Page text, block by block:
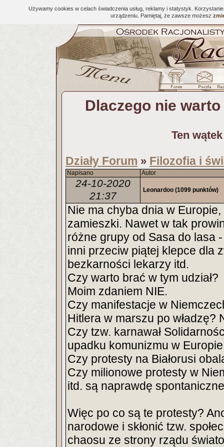
Używamy cookies w celach świadczenia usług, reklamy i statystyk.
urządzeniu. Pamiętaj, że zawsze możesz
Dlaczego nie
Ten
Działy Forum » Filozofia i
Napisano Autor
24-10-2020
21:37
Leonardoo (1099 punktów)
Nie ma chyba dnia w
zamieszki. Nawet w tak
różne grupy od Sasa do lasa
inni przeciw piątej klepce dla
bezkarności lekarzy itd.
Czy warto brać w tym udział?
Moim zdaniem NIE.
Czy manifestacje w
Hitlera w marszu po władzę?
Czy tzw. karnawał
upadku komunizmu w
Czy protesty na Białorusi
Czy milionowe protesty w
itd. są naprawdę
Więc po co są te protesty?
narodowe i skłonić tzw.
chaosu ze strony rządu